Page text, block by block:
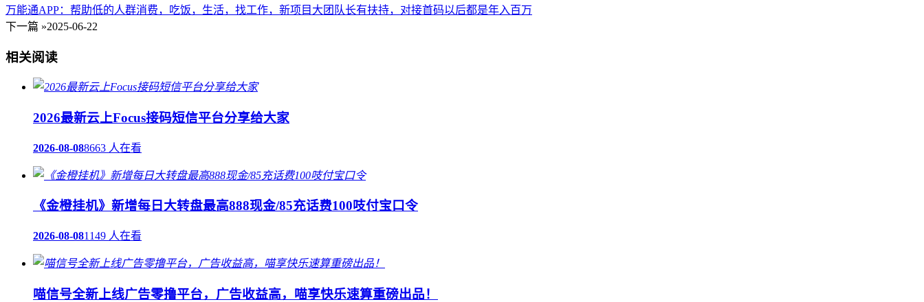
万能通APP：帮助低的人群消费，吃饭，生活，找工作，新项目大团队长有扶持，对接首码以后都是年入百万
下一篇 »2025-06-22
相关阅读
2026最新云上Focus接码短信平台分享给大家
2026-08-088663 人在看
《金橙挂机》新增每日大转盘最高888现金/85充话费100吱付宝口令
2026-08-081149 人在看
喵信号全新上线广告零撸平台，广告收益高，喵享快乐速算重磅出品！